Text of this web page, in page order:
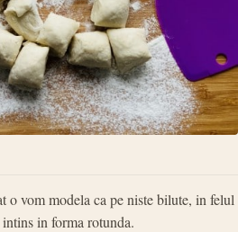
o vom modela ca pe niste bilute, in felul
in forma rotunda.